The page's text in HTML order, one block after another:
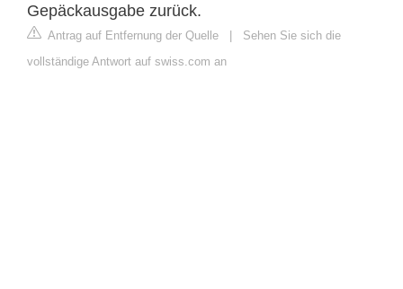
Gepäckausgabe zurück.
Antrag auf Entfernung der Quelle | Sehen Sie sich die
vollständige Antwort auf swiss.com an